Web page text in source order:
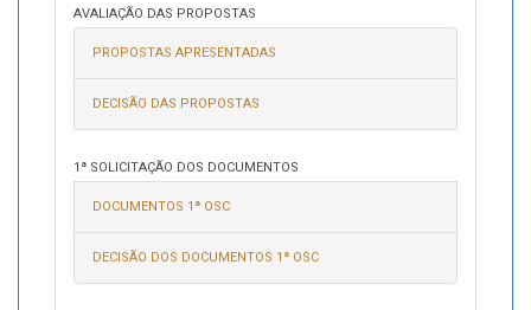
AVALIAÇÃO DAS PROPOSTAS
PROPOSTAS APRESENTADAS
DECISÃO DAS PROPOSTAS
1ª SOLICITAÇÃO DOS DOCUMENTOS
DOCUMENTOS 1ª OSC
DECISÃO DOS DOCUMENTOS 1ª OSC